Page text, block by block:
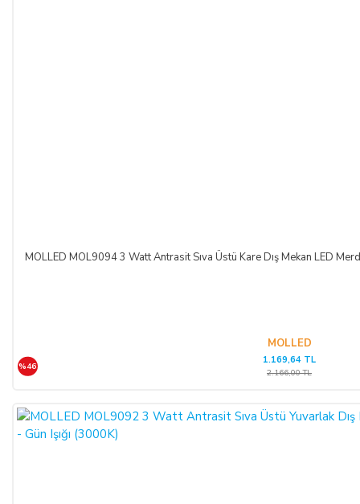
MOLLED MOL9094 3 Watt Antrasit Sıva Üstü Kare Dış Mekan LED
MOLLED
%46
1.169,64 TL
2.166,00 TL